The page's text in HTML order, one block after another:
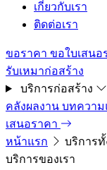
เกี่ยวกับเรา
ติดต่อเรา
ขอราคา ขอใบเสนอ
รับเหมาก่อสร้าง
บริการก่อสร้าง
คลังผลงาน บทความ
เสนอราคา
หน้าแรก
บริการ
บริการของเรา